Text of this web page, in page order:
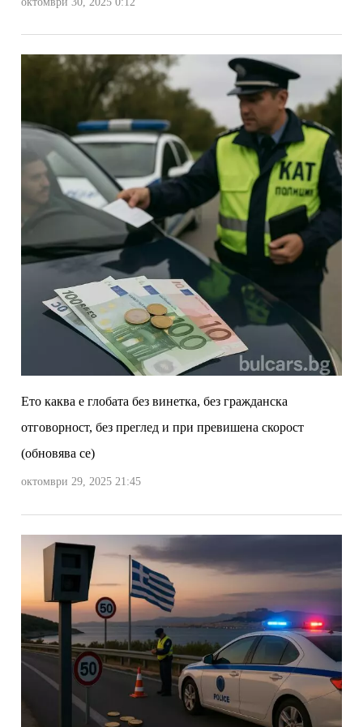
Ето каква е глобата без винетка, без гражданска
отговорност, без преглед и при превишена скорост
(обновява се)
октомври 29, 2025 21:45